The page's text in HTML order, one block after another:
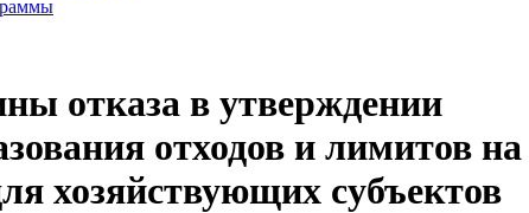
отказа в утверждении
отходов и лимитов на
хозяйствующих субъектов